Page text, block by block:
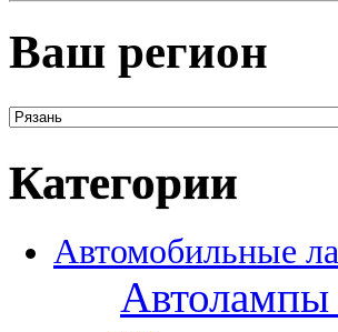
Ваш регион
Категории
Автомобильные
Автолампы